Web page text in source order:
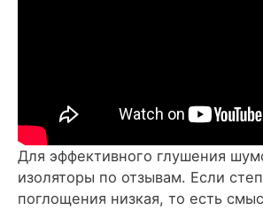
Для эффективного глушения
изоляторы по отзывам. Если
поглощения низкая, то есть